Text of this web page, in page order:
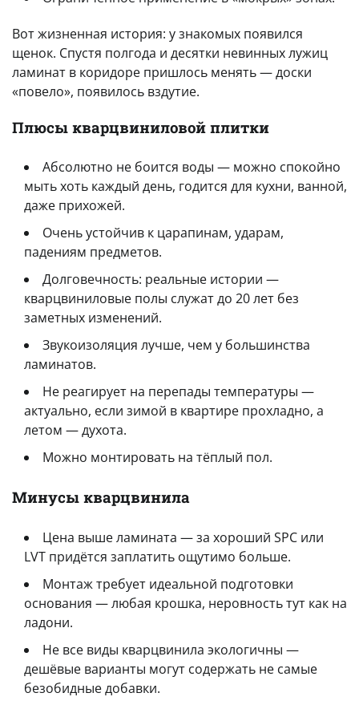
Вот жизненная история: у знакомых появился
щенок. Спустя полгода и десятки невинных лужиц
ламинат в коридоре пришлось менять — доски
«повело», появилось вздутие.
Плюсы кварцвиниловой плитки
Абсолютно не боится воды — можно спокойно
мыть хоть каждый день, годится для кухни, ванной,
даже прихожей.
Очень устойчив к царапинам, ударам,
падениям предметов.
Долговечность: реальные истории —
кварцвиниловые полы служат до 20 лет без
заметных изменений.
Звукоизоляция лучше, чем у большинства
ламинатов.
Не реагирует на перепады температуры —
актуально, если зимой в квартире прохладно, а
летом — духота.
Можно монтировать на тёплый пол.
Минусы кварцвинила
Цена выше ламината — за хороший SPC или
LVT придётся заплатить ощутимо больше.
Монтаж требует идеальной подготовки
основания — любая крошка, неровность тут как на
ладони.
Не все виды кварцвинила экологичны —
дешёвые варианты могут содержать не самые
безобидные добавки.